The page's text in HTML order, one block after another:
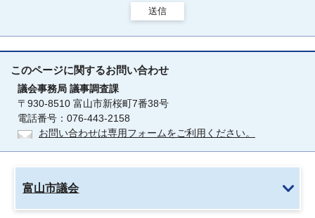
送信
このページに関するお問い合わせ
議会事務局 議事調査課
〒930-8510 富山市新桜町7番38号
電話番号：076-443-2158
お問い合わせは専用フォームをご利用ください。
富山市議会